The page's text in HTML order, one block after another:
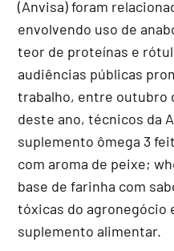
(Anvisa) foram
envolvendo uso de
teor de proteínas e
audiências públicas
trabalho, entre outubro
deste ano, técnicos da
suplemento ômega 3
com aroma de peixe;
base de farinha com
tóxicas do agronegócio
suplemento alimentar.